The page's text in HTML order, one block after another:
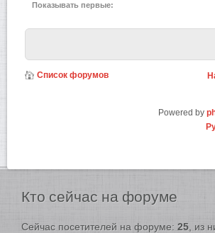
Показывать первые:
Список форумов
Powered by
Кто сейчас на форуме
Сейчас посетителей на форуме: 25 , из